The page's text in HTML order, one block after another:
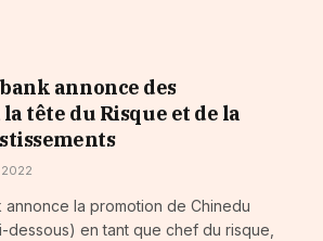
annonce des
tête du Risque et de la
annonce la promotion de Chinedu
dessous) en tant que chef du risque,